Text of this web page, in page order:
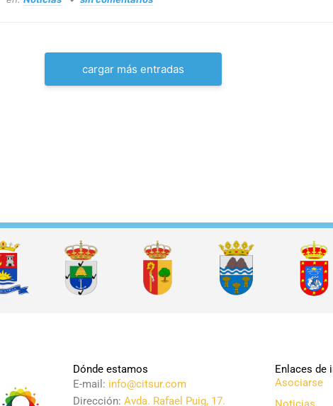
cargar más entradas
Dónde estamos
E-mail: info@citsur.com
Dirección: Avda. Rafael Puig, 17.
Enlaces de
Asociarse